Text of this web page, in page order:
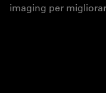
imaging per